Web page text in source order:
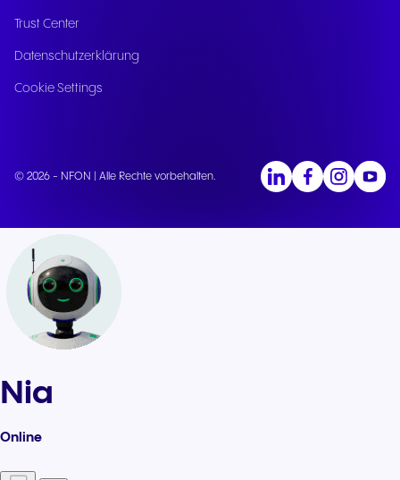
Trust Center
Datenschutzerklärung
Cookie Settings
© 2026 - NFON | Alle Rechte vorbehalten.